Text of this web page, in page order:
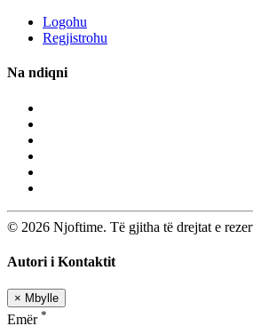
Logohu
Regjistrohu
Na ndiqni
© 2026 Njoftime. Të gjitha të drejtat e
Autori i Kontaktit
× Mbylle
Emër *